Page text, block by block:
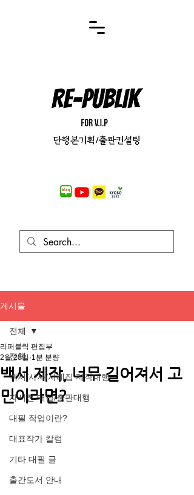
게시물
전체
백서/사사/사례집 제작대행
자서전 대필/출판대행
대필 작업이란?
대표작가 칼럼
기타 대필 글
출간도서 안내
전체
백서 제작, 너무 길어져서 고
민이라면?
리퍼블릭 편집부
2월 20일 1분 분량